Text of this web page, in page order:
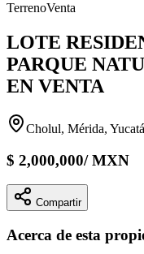
TerrenoVenta
LOTE
PARQUE
EN VENTA
Cholul, Mérida,
$ 2,000,000/MXN
Compartir
Acerca de esta